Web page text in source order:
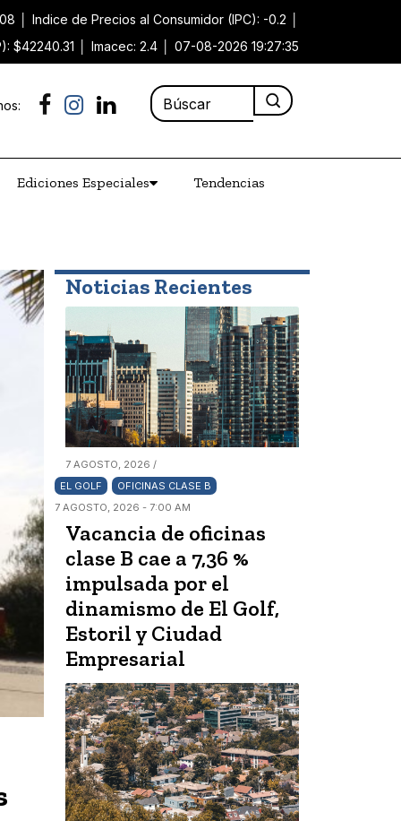
Indice de Precios al Consumidor (IPC): -0.2
$42240.31
Imacec: 2.4 07-08-2026 19:27:35
Ediciones Especiales Tendencias
Noticias Recientes
7 AGOSTO, 2026 /
EL GOLF
OFICINAS CLASE B
7 AGOSTO, 2026 - 7:00 AM
Vacancia de oficinas
clase B cae a 7,36 %
impulsada por el
dinamismo de El Golf,
Estoril y Ciudad
Empresarial